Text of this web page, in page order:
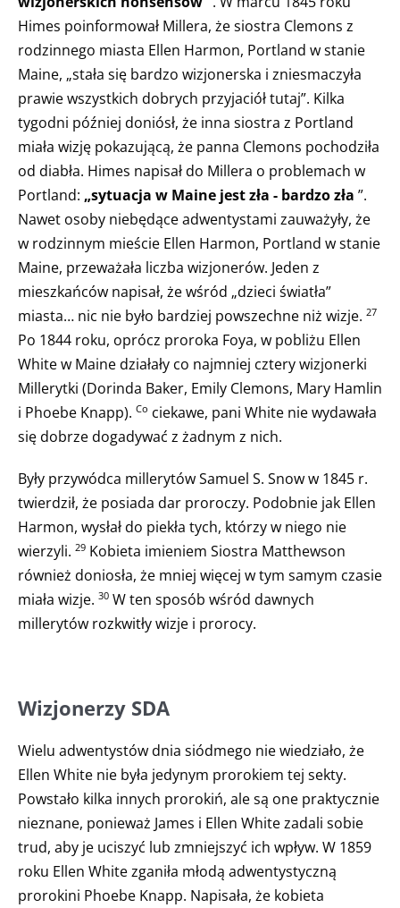
Himes poinformował Millera, że siostra Clemons z
rodzinnego miasta Ellen Harmon, Portland w stanie
Maine, „stała się bardzo wizjonerska i zniesmaczyła
prawie wszystkich dobrych przyjaciół tutaj”. Kilka
tygodni później doniósł, że inna siostra z Portland
miała wizję pokazującą, że panna Clemons pochodziła
od diabła. Himes napisał do Millera o problemach w
Portland: „sytuacja w Maine jest zła - bardzo zła ”.
Nawet osoby niebędące adwentystami zauważyły, że
w rodzinnym mieście Ellen Harmon, Portland w stanie
Maine, przeważała liczba wizjonerów. Jeden z
mieszkańców napisał, że wśród „dzieci światła”
miasta… nic nie było bardziej powszechne niż wizje. 27
Po 1844 roku, oprócz proroka Foya, w pobliżu Ellen
White w Maine działały co najmniej cztery wizjonerki
Millerytki (Dorinda Baker, Emily Clemons, Mary Hamlin
i Phoebe Knapp). Co ciekawe, pani White nie wydawała
się dobrze dogadywać z żadnym z nich.
Były przywódca millerytów Samuel S. Snow w 1845 r.
twierdził, że posiada dar proroczy. Podobnie jak Ellen
Harmon, wysłał do piekła tych, którzy w niego nie
wierzyli. 29 Kobieta imieniem Siostra Matthewson
również doniosła, że mniej więcej w tym samym czasie
miała wizje. 30 W ten sposób wśród dawnych
millerytów rozkwitły wizje i prorocy.
Wizjonerzy SDA
Wielu adwentystów dnia siódmego nie wiedziało, że
Ellen White nie była jedynym prorokiem tej sekty.
Powstało kilka innych prorokiń, ale są one praktycznie
nieznane, ponieważ James i Ellen White zadali sobie
trud, aby je uciszyć lub zmniejszyć ich wpływ. W 1859
roku Ellen White zganiła młodą adwentystyczną
prorokini Phoebe Knapp. Napisała, że kobieta